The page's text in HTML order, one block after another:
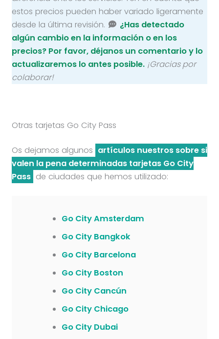
estos precios pueden haber variado ligeramente
desde la última revisión.
¿Has detectado
algún cambio en la información o en los
precios? Por favor, déjanos un comentario y lo
actualizaremos lo antes posible. ¡Gracias por
colaborar!
Otras tarjetas Go City Pass
Os dejamos algunos artículos nuestros sobre si
valen la pena determinadas tarjetas Go City
Pass de ciudades que hemos utilizado:
Go City Amsterdam
Go City Bangkok
Go City Barcelona
Go City Boston
Go City Cancún
Go City Chicago
Go City Dubai